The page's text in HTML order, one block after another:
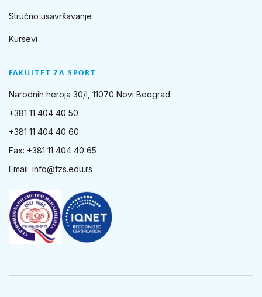
FAKULTET ZA SPORT
Narodnih heroja 30/I, 11070 Novi Beograd
+381 11 404 40 50
+381 11 404 40 60
Fax: +381 11 404 40 65
Email: info@fzs.edu.rs
Stručno usavršavanje
Kursevi